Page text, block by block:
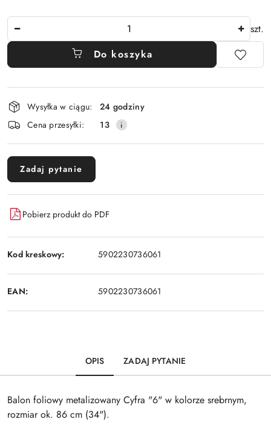
szt.
Do koszyka
Dostępność
i
dostawa
Wysyłka w ciągu:
24 godziny
Cena przesyłki:
13
Zadaj pytanie
Pobierz produkt do PDF
Kod kreskowy: 5902230736061
EAN: 5902230736061
OPIS ZADAJ PYTANIE
Balon foliowy metalizowany Cyfra "6" w kolorze srebrnym,
rozmiar ok. 86 cm (34").